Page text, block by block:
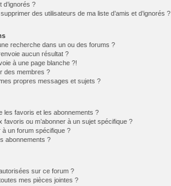
d’ignorés ?
des utilisateurs de ma liste d’amis et d’ignorés ?
recherche dans un ou des forums ?
aucun résultat ?
à une page blanche ?!
des membres ?
propres messages et sujets ?
les favoris et les abonnements ?
favoris ou m’abonner à un sujet spécifique ?
à un forum spécifique ?
abonnements ?
sur ce forum ?
mes pièces jointes ?